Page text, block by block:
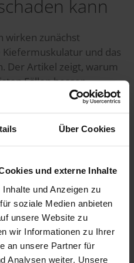
Über Cookies
und externe Inhalte
und Anzeigen zu
soziale Medien anbieten
unsere Website zu
wir Informationen zu Ihrer
an unsere Partner für
Analysen weiter. Unsere
kann
wirken zunächst
und das
Der Artikel zeigt, warum
Fällen besser
zu reduzieren,
nachhaltig für